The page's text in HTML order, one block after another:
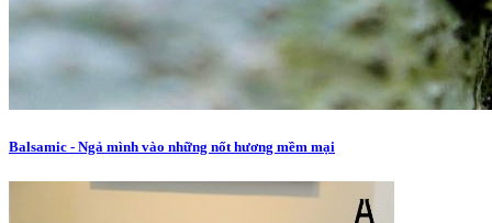
Balsamic - Ngả mình vào những nốt hương mềm mại